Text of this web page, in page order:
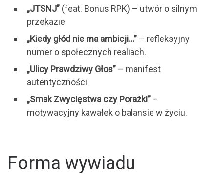
„JTSNJ” (feat. Bonus RPK) – utwór o silnym
przekazie.
„Kiedy głód nie ma ambicji…” – refleksyjny
numer o społecznych realiach.
„Ulicy Prawdziwy Głos” – manifest
autentyczności.
„Smak Zwycięstwa czy Porażki” –
motywacyjny kawałek o balansie w życiu.
Forma wywiadu